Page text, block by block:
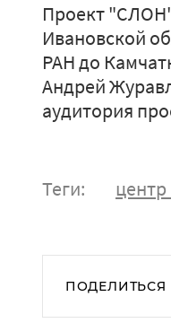
Проект "СЛОН"
Ивановской
РАН до
Андрей
аудитория
Теги:
ПОДЕЛИТЬСЯ